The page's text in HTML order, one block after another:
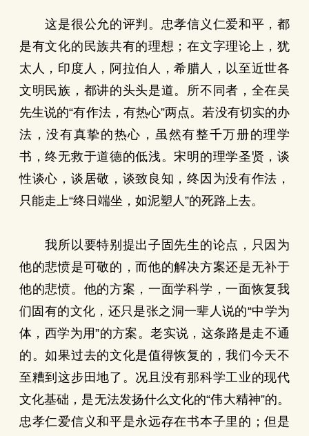
这是很公允的评判。忠孝信义仁爱和平，都
是有文化的民族共有的理想；在文字理论上，犹
太人，印度人，阿拉伯人，希腊人，以至近世各
文明民族，都讲的头头是道。所不同者，全在吴
先生说的“有作法，有热心”两点。若没有切实的办
法，没有真挚的热心，虽然有整千万册的理学
书，终无救于道德的低浅。宋明的理学圣贤，谈
性谈心，谈居敬，谈致良知，终因为没有作法，
只能走上“终日端坐，如泥塑人”的死路上去。
我所以要特别提出子固先生的论点，只因为
他的悲愤是可敬的，而他的解决方案还是无补于
他的悲愤。他的方案，一面学科学，一面恢复我
们固有的文化，还只是张之洞一辈人说的“中学为
体，西学为用”的方案。老实说，这条路是走不通
的。如果过去的文化是值得恢复的，我们今天不
至糟到这步田地了。况且没有那科学工业的现代
文化基础，是无法发扬什么文化的“伟大精神”的。
忠孝仁爱信义和平是永远存在书本子里的；但是